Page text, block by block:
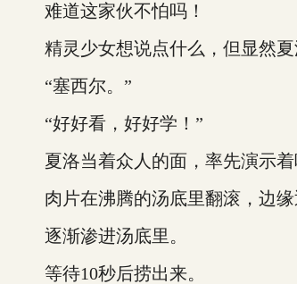
难道这家伙不怕吗！
精灵少女想说点什么，但显然夏
“塞西尔。”
“好好看，好好学！”
夏洛当着众人的面，率先演示着
肉片在沸腾的汤底里翻滚，边缘
逐渐渗进汤底里。
等待10秒后捞出来。